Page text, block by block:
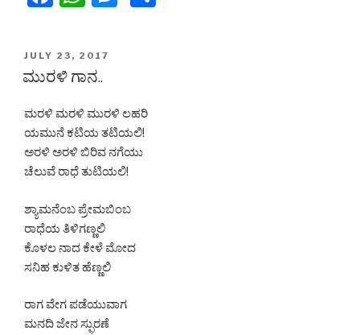
c
e
o
o
k
at
s
p
p
n
g
er
POSTED
ON
JULY 23, 2017
ಮುರಳಿ ಗಾನ..
ಮರಳಿ ಮರಳಿ ಮುರಳಿ ಲಹರಿ
ಯಮುನೆ ಕಟಿಯ ತಟಿಯಲಿ!
ಅರಳಿ ಅರಳಿ ಬಿರಿವ ನಗೆಯು
ಚೆಲುವೆ ರಾಧೆ ತುಟಿಯಲಿ!
ಶ್ಯಾಮನೆಂಬ ಪ್ರೇಮಬಿಂಬ
ರಾಧೆಯ ತಿಳಿಗಣ್ಣಲಿ
ಕೊಳಲ ನಾದ ಕೇಳೆ ಮೋದ
ಸನಿಹ ಕುಳಿತ ಹೆಣ್ಣಲಿ
ರಾಗ ವೇಗ ಪಡೆಯುವಾಗ
ಮನದಿ ಜೇನ ಸ್ಫುರಣೆ